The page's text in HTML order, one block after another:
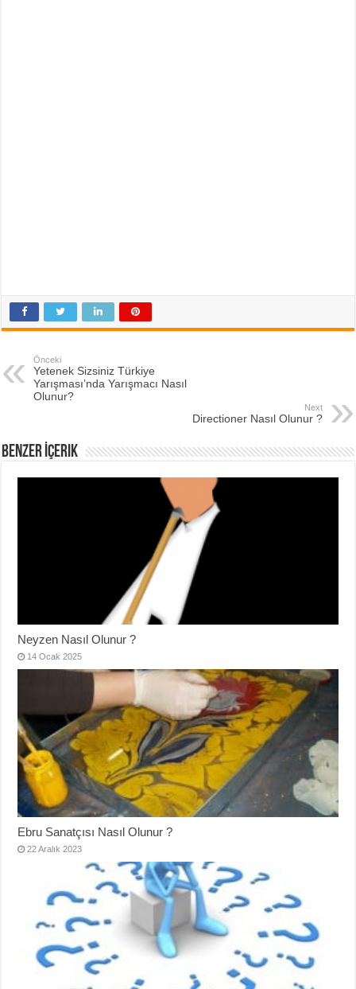
Önceki
Yetenek Sizsiniz Türkiye
Yarışması’nda Yarışmacı Nasıl
Olunur?
Next
Directioner Nasıl Olunur ?
Benzer İçerik
Neyzen Nasıl Olunur ?
14 Ocak 2025
Ebru Sanatçısı Nasıl Olunur ?
22 Aralık 2023